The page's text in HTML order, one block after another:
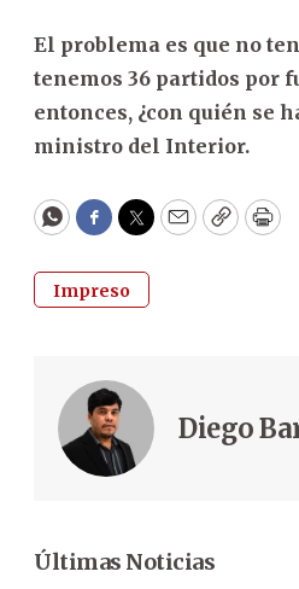
El problema es que no
tenemos 36 partidos por
entonces, ¿con quién se
ministro del Interior.
WhatsApp
Facebook
Twitter
EmailCopy
Impreso
Diego
Últimas Noticias